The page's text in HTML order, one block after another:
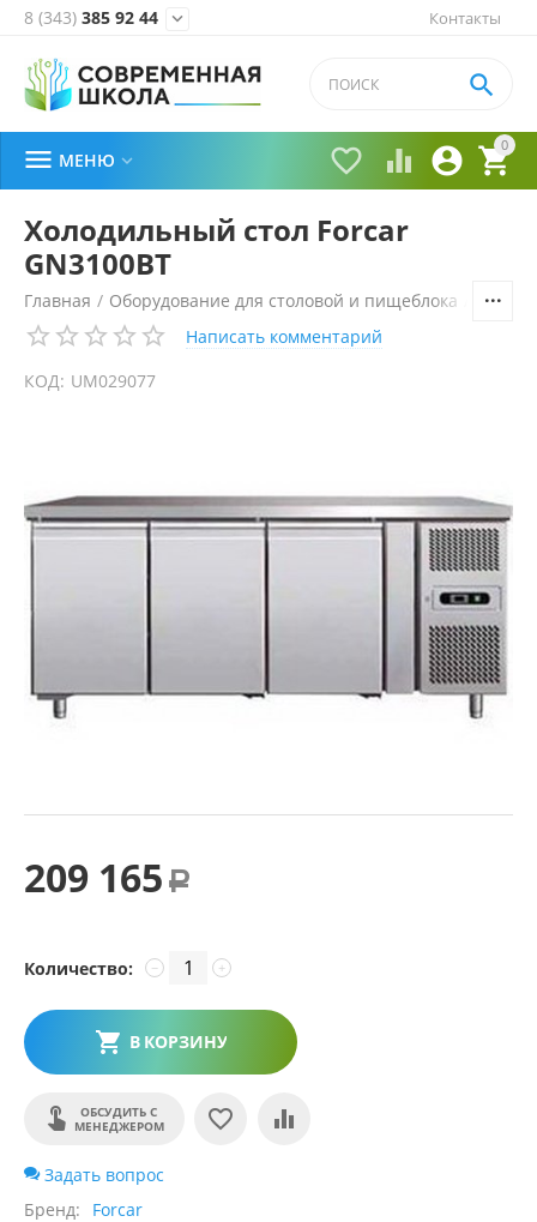
Контакты
8 (343) 385 92 44 
0


 

 МЕНЮ 
Холодильный стол Forcar
GN3100BT
Главная / Оборудование для столовой и пищеблока
Написать комментарий
КОД: UM029077
209 165 Р
Количество: +
−
В КОРЗИНУ
ОБСУДИТЬ С
МЕНЕДЖЕРОМ
Задать вопрос
Бренд
Forcar